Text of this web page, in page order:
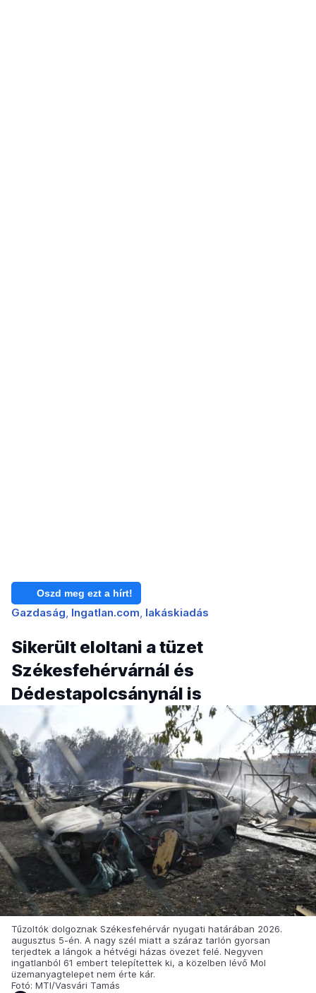
Oszd meg ezt a hírt!
Gazdaság Ingatlan.com lakáskiadás
Sikerült eloltani a tüzet
Székesfehérvárnál és
Dédestapolcsánynál is
Tűzoltók dolgoznak Székesfehérvár nyugati határában 2026.
augusztus 5-én. A nagy szél miatt a száraz tarlón gyorsan
terjedtek a lángok a hétvégi házas övezet felé. Negyven
ingatlanból 61 embert telepítettek ki, a közelben lévő Mol
üzemanyagtelepet nem érte kár.
Fotó: MTI/Vasvári Tamás